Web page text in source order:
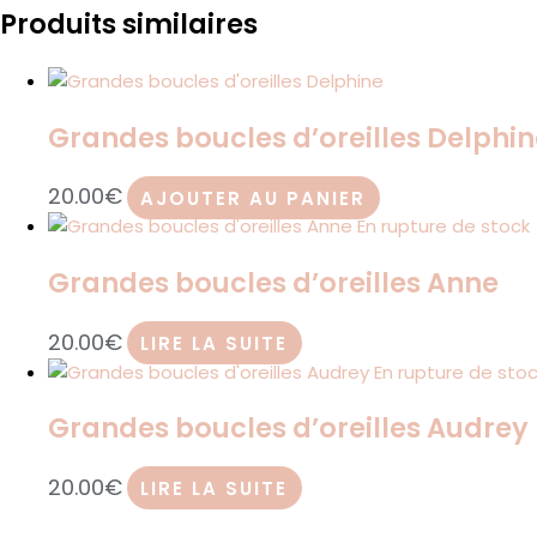
Produits similaires
Grandes boucles d’oreilles
20.00€
AJOUTER AU PANIER
En rupture de stock
Grandes boucles d’oreilles Anne
20.00€
LIRE LA SUITE
En rupture de
Grandes boucles d’oreilles Audrey
20.00€ LIRE LA SUITE